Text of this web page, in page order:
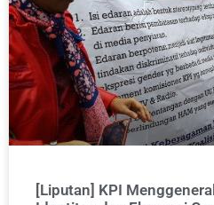
[Liputan] KPI